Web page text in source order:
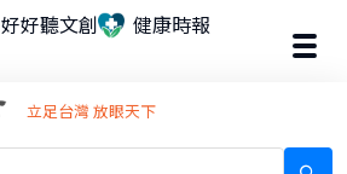
好好聽文創 健康時報
立足台灣 放眼天下